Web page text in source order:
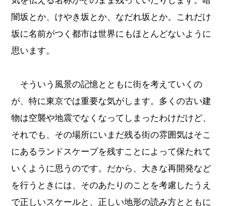
闇坂とか、けやき坂とか、なだれ坂とか。これだけ
坂に名前がつく都市は世界にもほとんどないように
思います。
そういう風景の記憶とともに街を考えていくの
が、特に東京では重要な気がします。多くの古い建
物は空襲や地震でなくなってしまったわけだけど、
それでも、その場所にいまだ残る街の雰囲気はそこ
にあるランドスケープを残すことによって保たれて
いくように思うのです。だから、大きな再開発など
を行うときには、そのあたりのことを考慮したうえ
で正しいスケールと、正しい地形の読み方とともに